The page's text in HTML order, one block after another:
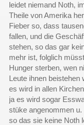
leidet niemand Noth,
Theile von Amerika
Fieber so, dass
fallen, und die
stehen, so das gar
mehr ist, folglich
Hunger sterben, wen
Leute ihnen beistehen
es wird in allen
ja es wird sogar
stüke angenommen
so das sie keine Noth